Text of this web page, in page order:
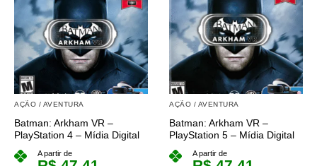
AÇÃO / AVENTURA
Batman: Arkham VR –
PlayStation 4 – Mídia Digital
A partir de
AÇÃO / AVENTURA
Batman: Arkham VR –
PlayStation 5 – Mídia Digital
A partir de